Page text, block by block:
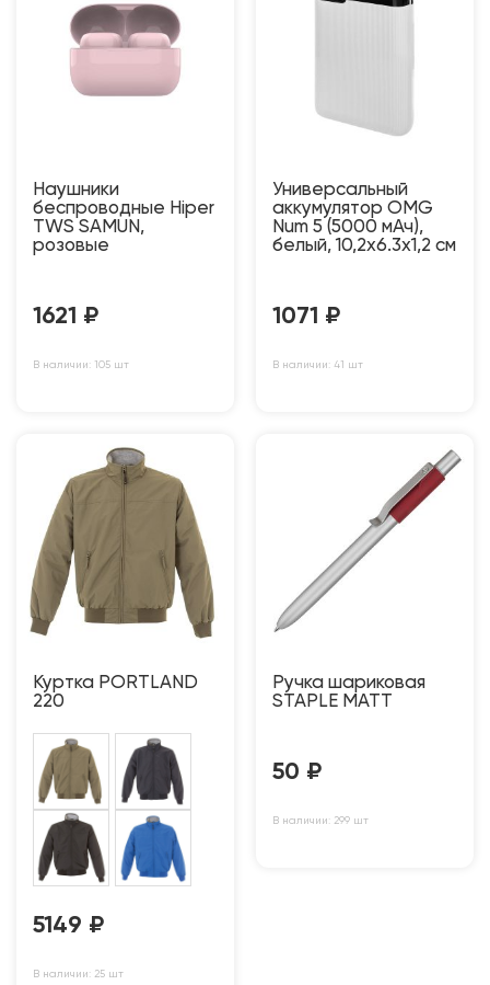
Наушники
беспроводные Hiper
TWS SAMUN,
розовые
1621 ₽
В наличии: 105 шт
Универсальный
аккумулятор OMG
Num 5 (5000 мАч),
белый, 10,2х6.3х1,2 см
1071 ₽
В наличии: 41 шт
Куртка PORTLAND
220
5149 ₽
В наличии: 25 шт
Ручка шариковая
STAPLE MATT
50 ₽
В наличии: 299 шт